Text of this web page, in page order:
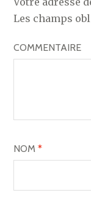
T
I
O
L
A
Les champs
COMMENTAIRE
NOM*